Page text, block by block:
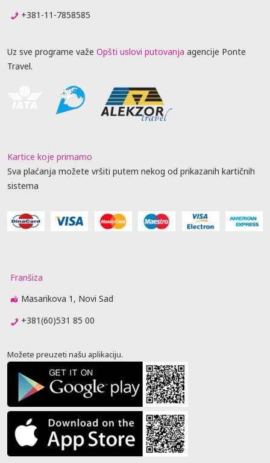
+381-11-7858585
Uz sve programe važe Opšti uslovi putovanja agencije Ponte
Travel.
Kartice koje primamo
Sva plaćanja možete vršiti putem nekog od prikazanih kartičnih
sistema
Franšiza
Masarikova 1, Novi Sad
+381(60)531 85 00
Možete preuzeti našu aplikaciju.